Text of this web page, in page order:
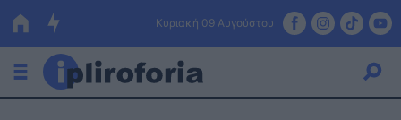
Κυριακή 09 Αυγούστου